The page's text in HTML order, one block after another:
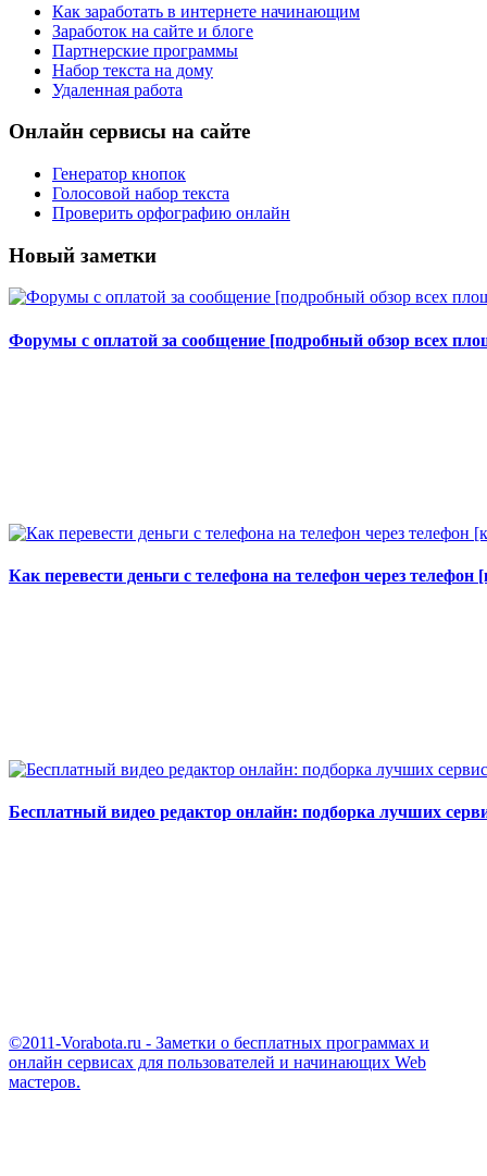
Как заработать в интернете начинающим
Заработок на сайте и блоге
Партнерские программы
Набор текста на дому
Удаленная работа
Онлайн сервисы на сайте
Генератор кнопок
Голосовой набор текста
Проверить орфографию онлайн
Новый заметки
Форумы с оплатой за сообщение [подробный обзор всех
Как перевести деньги с телефона на телефон через
Бесплатный видео редактор онлайн: подборка лучших
©2011-Vorabota.ru - Заметки о бесплатных программах и
онлайн сервисах для пользователей и начинающих Web
мастеров.